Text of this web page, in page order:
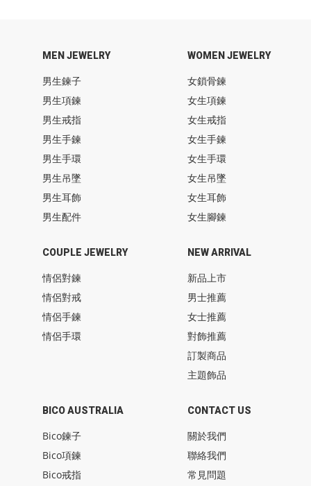
MEN JEWELRY
男生鍊子
男生項鍊
男生戒指
男生手鍊
男生手環
男生吊墜
男生耳飾
男生配件
WOMEN JEWELRY
女鎖骨鍊
女生項鍊
女生戒指
女生手鍊
女生手環
女生吊墜
女生耳飾
女生腳鍊
COUPLE JEWELRY
情侶對鍊
情侶對戒
情侶手鍊
情侶手環
BICO AUSTRALIA
Bico鍊子
Bico項鍊
Bico戒指
NEW ARRIVAL
新品上市
男士推薦
女士推薦
對飾推薦
訂製商品
主題飾品
CONTACT US
關於我們
聯絡我們
常見問題